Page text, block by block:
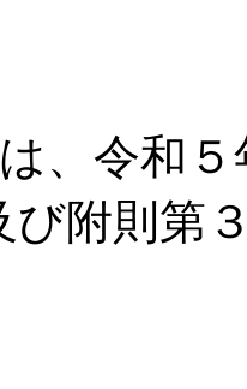
、令和５
び附則第